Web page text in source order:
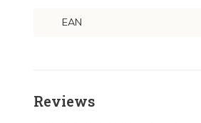
EAN
Reviews